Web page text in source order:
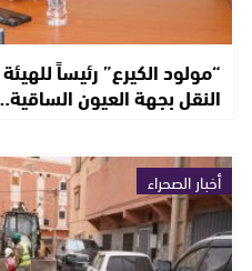
“مولود الكيرع” رئيساً
النقل بجهة العيون
أخبار الصحراء